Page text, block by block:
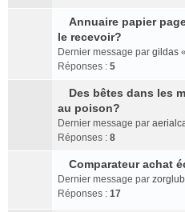
t
u
s
r
c
e
n
t
u
p
u
é
e
n
t
n
l
e
p
l
s
r
é
s
a
g
n
o
n
l
e
p
e
m
s
s
a
g
n
o
n
u
e
e
s
a
g
C
o
n
u
l
t
e
e
m
Annuaire papier
le recevoir?
Dernier message par gildas «
Réponses : 5
C
o
n
u
l
t
Des bêtes dans les
au poison?
Dernier message par
Réponses : 8
C
o
Comparateur achat
Dernier message par
Réponses : 17